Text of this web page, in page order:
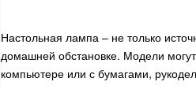
Настольная лампа – не только
домашней обстановке. Модели
компьютере или с бумагами,